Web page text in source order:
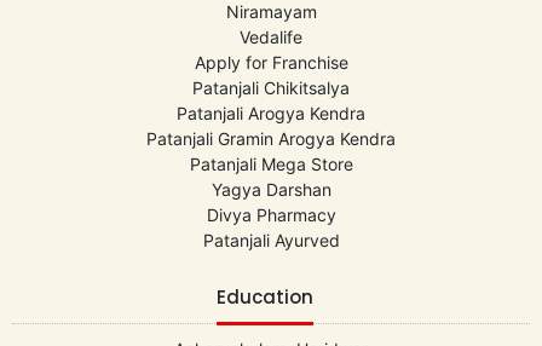
Niramayam
Vedalife
Apply for Franchise
Patanjali Chikitsalya
Patanjali Arogya Kendra
Patanjali Gramin Arogya Kendra
Patanjali Mega Store
Yagya Darshan
Divya Pharmacy
Patanjali Ayurved
Education